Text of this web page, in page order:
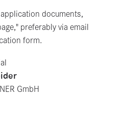
documents,
preferably via email
form.
GmbH